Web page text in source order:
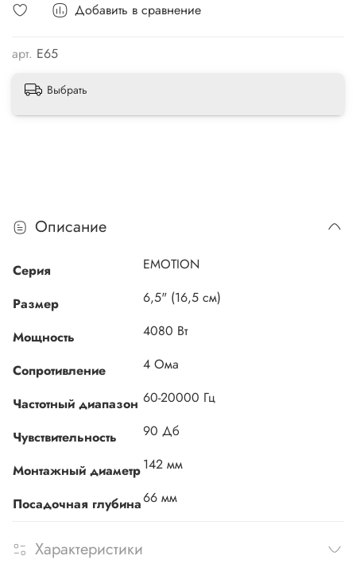
Добавить в сравнение
арт. E65
Выбрать
Описание
Серия EMOTION
Размер 6,5" (16,5 см)
Мощность 4080 Вт
Сопротивление 4 Ома
Частотный диапазон 60-20000 Гц
Чувствительность 90 Дб
Монтажный диаметр142 мм
Посадочная глубина66 мм
Характеристики